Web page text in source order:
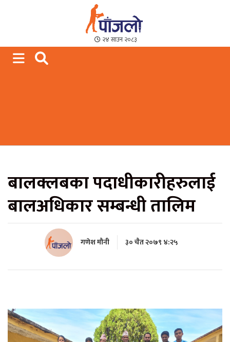
Paajalo News
We are from Far West Nepal
२४ साउन २०८३
बालक्लबका पदाधीकारीहरुलाई
बालअधिकार सम्बन्धी तालिम
गणेश मौनी ३० चैत २०७९ ४:२५